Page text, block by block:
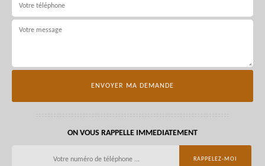
ON VOUS RAPPELLE IMMEDIATEMENT